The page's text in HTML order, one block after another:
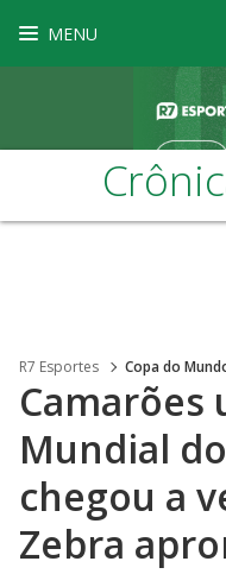
MENU
R7 Esportes Copa do
Camarões
Mundial
chegou a
Zebra